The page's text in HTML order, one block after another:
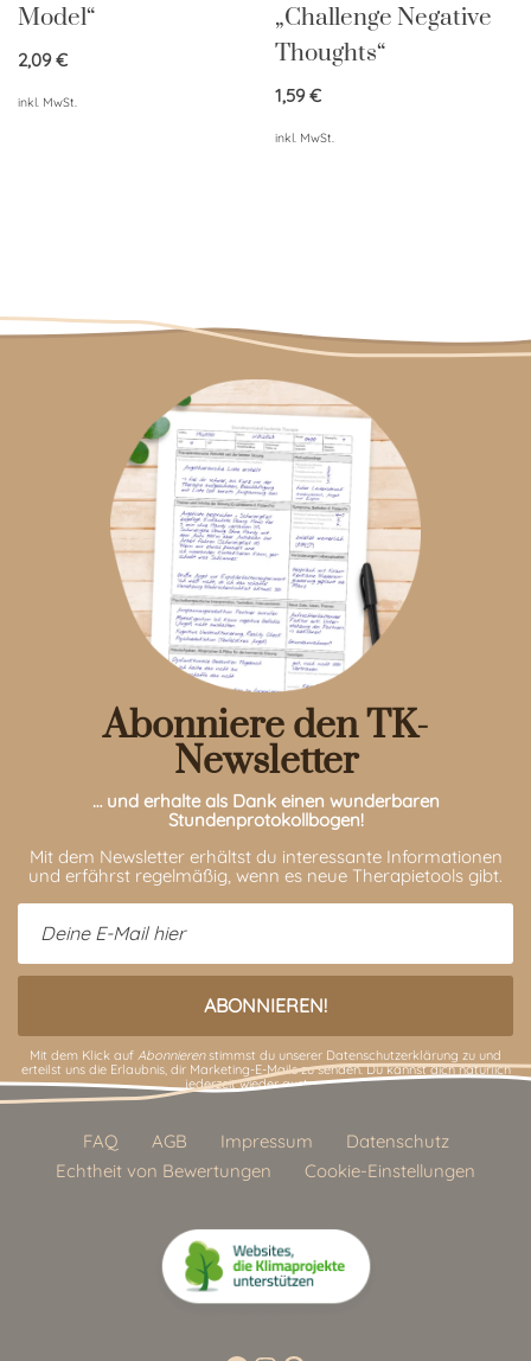
Model“
2,09€
inkl. MwSt.
„Challenge Negative
Thoughts“
1,59€
inkl. MwSt.
Abonniere den TK-
Newsletter
… und erhalte als Dank einen wunderbaren
Stundenprotokollbogen!
Mit dem Newsletter erhältst du interessante Informationen
und erfährst regelmäßig, wenn es neue Therapietools gibt.
Mit dem Klick auf Abonnierenstimmst du unserer Datenschutzerklärung zu und
erteilst uns die Erlaubnis, dir Marketing-E-Mails zu senden. Du kannst dich natürlich
jederzeit wieder austragen.
FAQ AGB Impressum
Datenschutz
Echtheit von Bewertungen
Cookie-Einstellungen